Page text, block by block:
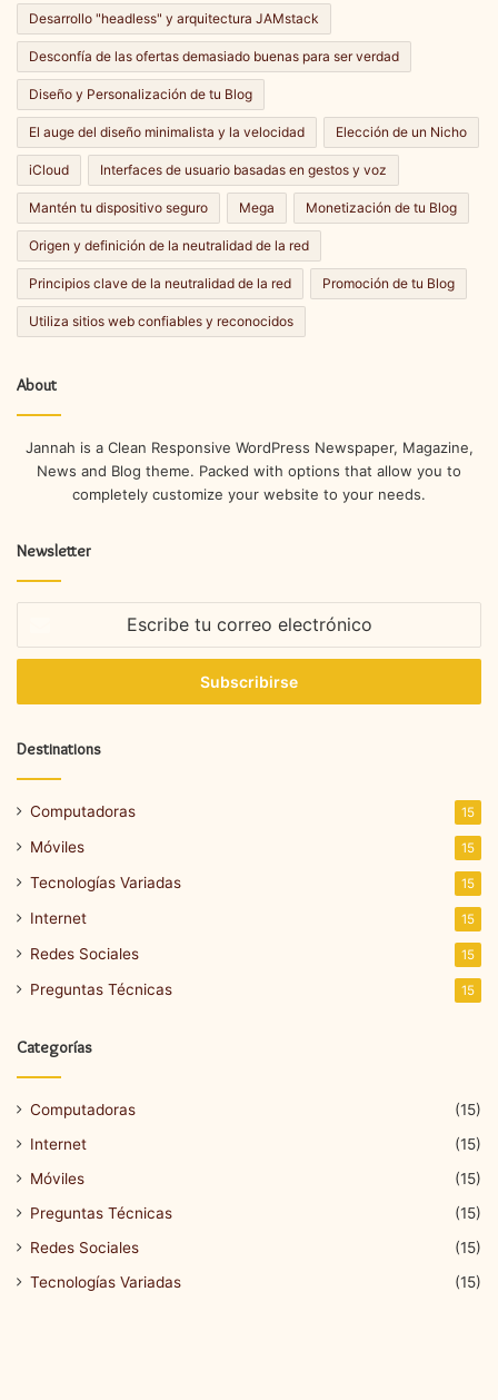
Desarrollo "headless" y arquitectura JAMstack
Desconfía de las ofertas demasiado buenas para ser verdad
Diseño y Personalización de tu Blog
El auge del diseño minimalista y la velocidad Elección de un Nicho
iCloud Interfaces de usuario basadas en gestos y voz
Mantén tu dispositivo seguro Mega Monetización de tu Blog
Origen y definición de la neutralidad de la red
Principios clave de la neutralidad de la red Promoción de tu Blog
Utiliza sitios web confiables y reconocidos
About
Jannah is a Clean Responsive WordPress Newspaper, Magazine,
News and Blog theme. Packed with options that allow you to
completely customize your website to your needs.
Newsletter
correo
Destinations
Computadoras 15
Móviles 15
Tecnologías Variadas 15
Internet 15
Redes Sociales 15
Preguntas Técnicas 15
Categorías
Computadoras
(15)
Internet
(15)
Móviles
(15)
Preguntas Técnicas
(15)
Redes Sociales
(15)
Tecnologías Variadas
(15)